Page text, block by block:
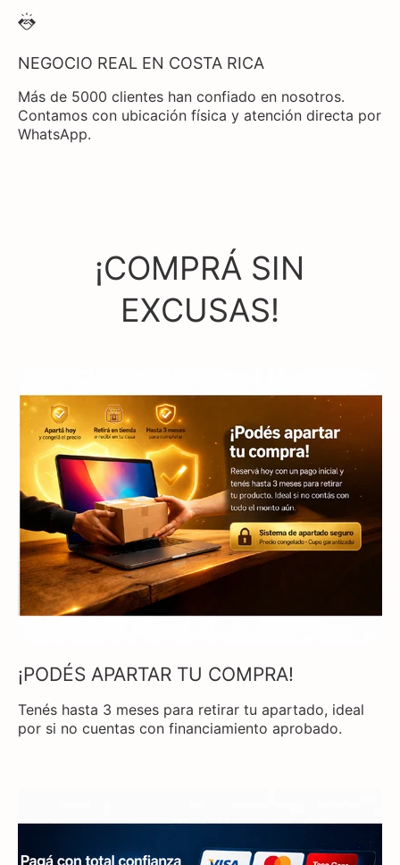
NEGOCIO REAL EN COSTA RICA
Más de 5000 clientes han confiado en nosotros.
Contamos con ubicación física y atención directa por
WhatsApp.
¡COMPRÁ SIN
EXCUSAS!
¡PODÉS APARTAR TU COMPRA!
Tenés hasta 3 meses para retirar tu apartado, ideal
por si no cuentas con financiamiento aprobado.